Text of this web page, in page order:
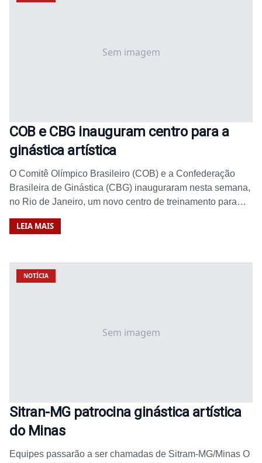
Sem imagem
COB e CBG inauguram centro para a
ginástica artística
O Comitê Olímpico Brasileiro (COB) e a Confederação
Brasileira de Ginástica (CBG) inauguraram nesta semana,
no Rio de Janeiro, um novo centro de treinamento para…
LEIA MAIS
Sem imagem
NOTÍCIA
Sitran-MG patrocina ginástica artística
do Minas
Equipes passarão a ser chamadas de Sitram-MG/Minas O